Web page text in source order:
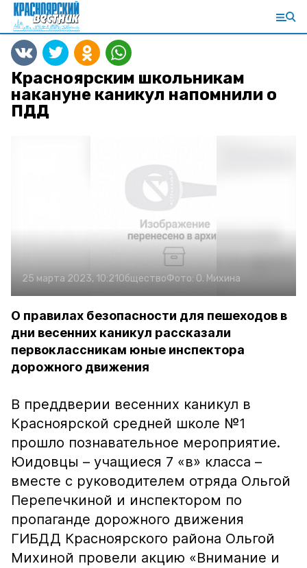
Красноярским школьникам
накануне каникул напомнили о
ПДД
25 марта 2023, 10:21ОбществоФото: О. Михина
О правилах безопасности для пешеходов в
дни весенних каникул рассказали
первоклассникам юные инспектора
дорожного движения
В преддверии весенних каникул в
Красноярской средней школе №1
прошло познавательное мероприятие.
Юидовцы – учащиеся 7 «в» класса –
вместе с руководителем отряда Ольгой
Перепечкиной и инспектором по
пропаганде дорожного движения
ГИБДД Красноярского района Ольгой
Михиной провели акцию «Внимание и